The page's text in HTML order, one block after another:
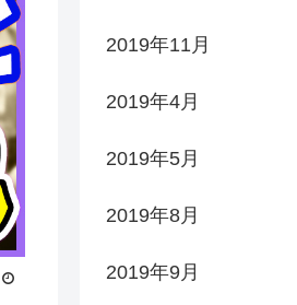
2019年11月
2019年4月
2019年5月
2019年8月
2019年9月